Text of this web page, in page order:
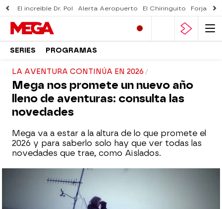
El increíble Dr. Pol Alerta Aeropuerto El Chiringuito Forjado
SERIES PROGRAMAS
LA AVENTURA CONTINÚA EN 2026
Mega nos promete un nuevo año
lleno de aventuras: consulta las
novedades
Mega va a estar a la altura de lo que promete el
2026 y para saberlo solo hay que ver todas las
novedades que trae, como Aislados.